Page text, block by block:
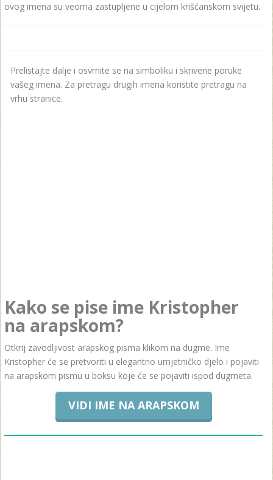
ovog imena su veoma zastupljene u cijelom krišćanskom svijetu.
Prelistajte dalje i osvrnite se na simboliku i skrivene poruke
vašeg imena. Za pretragu drugih imena koristite pretragu na
vrhu stranice.
Kako se pise ime Kristopher
na arapskom?
Otkrij zavodljivost arapskog pisma klikom na dugme. Ime
Kristopher će se pretvoriti u elegantno umjetničko djelo i pojaviti
na arapskom pismu u boksu koje će se pojaviti ispod dugmeta.
VIDI IME NA ARAPSKOM